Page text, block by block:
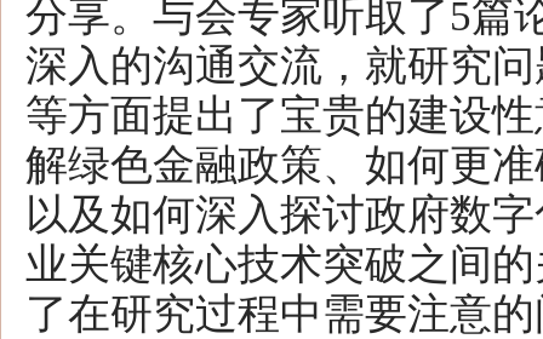
分享。与会专家听取了5篇
深入的沟通交流，就研究
等方面提出了宝贵的建设
解绿色金融政策、如何更
以及如何深入探讨政府数
业关键核心技术突破之间
了在研究过程中需要注意